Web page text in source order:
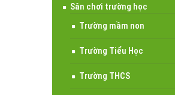
Sân chơi trường học
Trường mầm non
Trường Tiểu Học
Trường THCS